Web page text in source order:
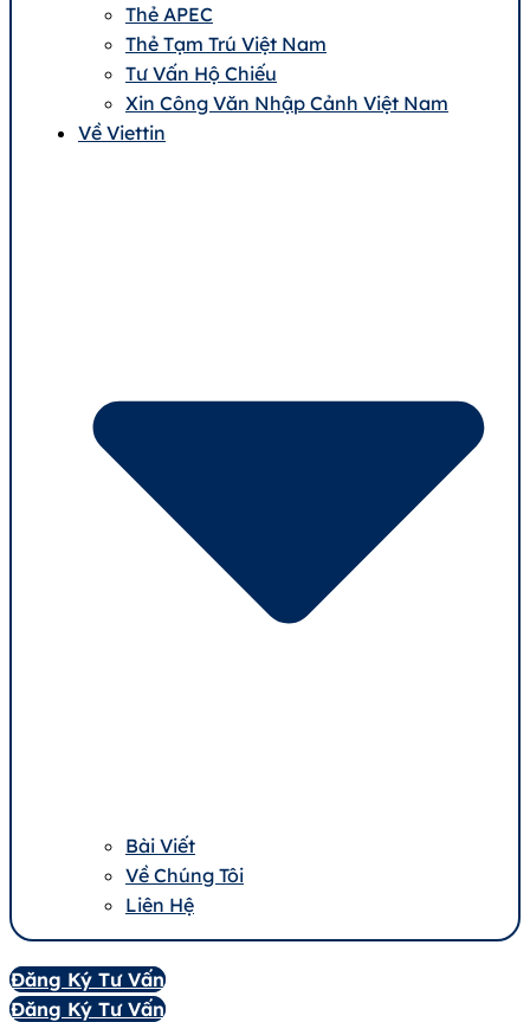
Thẻ APEC
Thẻ Tạm Trú Việt Nam
Tư Vấn Hộ Chiếu
Xin Công Văn Nhập Cảnh Việt Nam
Về Viettin
Bài Viết
Về Chúng Tôi
Liên Hệ
Đăng Ký Tư Vấn
Đăng Ký Tư Vấn